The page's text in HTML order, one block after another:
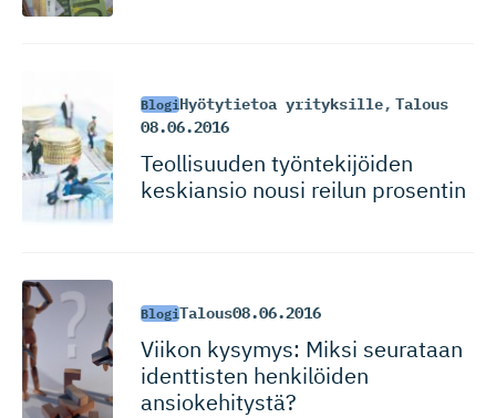
BlogiHyötytietoa yrityksille, Talous
08.06.2016
Teollisuuden työntekijöiden
keskiansio nousi reilun prosentin
BlogiTalous08.06.2016
Viikon kysymys: Miksi seurataan
identtisten henkilöiden
ansiokehitystä?